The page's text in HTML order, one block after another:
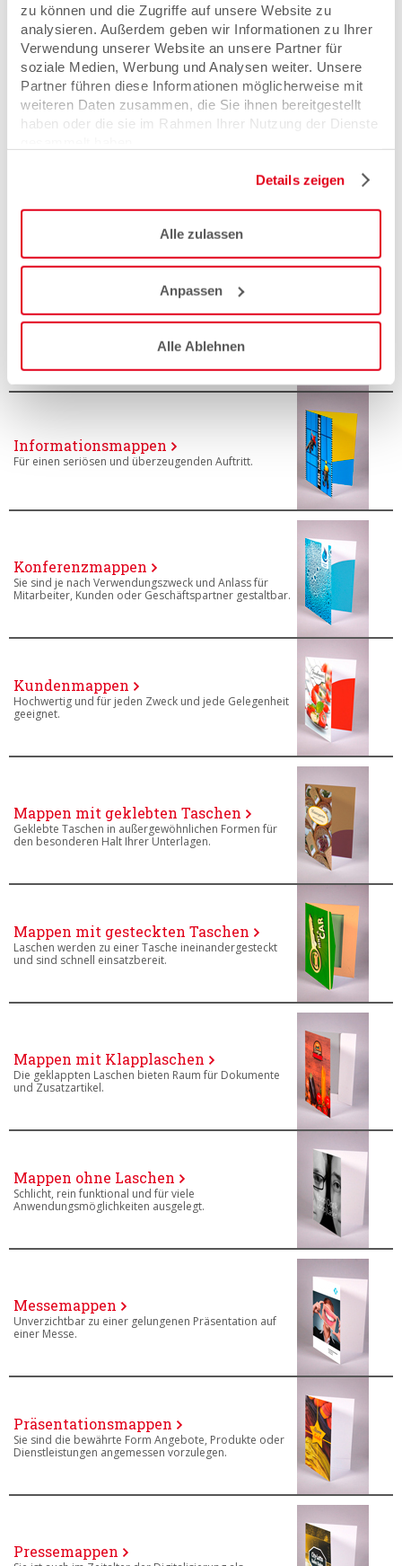
zu können und die Zugriffe auf unsere Website zu
analysieren. Außerdem geben wir Informationen zu Ihrer
Verwendung unserer Website an unsere Partner für
soziale Medien, Werbung und Analysen weiter. Unsere
Partner führen diese Informationen möglicherweise mit
weiteren Daten zusammen, die Sie ihnen bereitgestellt
haben oder die sie im Rahmen Ihrer Nutzung der Dienste
Details zeigen
Alle zulassen
Anpassen
Alle Ablehnen
Imagemappen
Pflichtprogramm für jedes Unternehmen im
Dienstleistungssektor.
Mit dem richtigen Design Neukunden gewinnen und
Individuelle Mappen
Informationsmappen
Für einen seriösen und überzeugenden Auftritt.
Konferenzmappen
Sie sind je nach Verwendungszweck und Anlass für
Mitarbeiter, Kunden oder Geschäftspartner gestaltbar.
Kundenmappen
Hochwertig und für jeden Zweck und jede Gelegenheit
geeignet.
Mappen mit geklebten Taschen
Geklebte Taschen in außergewöhnlichen Formen für
den besonderen Halt Ihrer Unterlagen.
Mappen mit gesteckten Taschen
Laschen werden zu einer Tasche ineinandergesteckt
und sind schnell einsatzbereit.
Mappen mit Klapplaschen
Die geklappten Laschen bieten Raum für Dokumente
und Zusatzartikel.
Mappen ohne Laschen
Schlicht, rein funktional und für viele
Anwendungsmöglichkeiten ausgelegt.
Messemappen
Unverzichtbar zu einer gelungenen Präsentation auf
einer Messe.
Präsentationsmappen
Sie sind die bewährte Form Angebote, Produkte oder
Dienstleistungen angemessen vorzulegen.
Pressemappen